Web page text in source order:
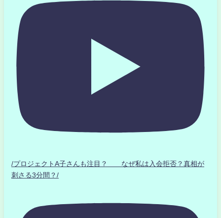
/プロジェクトA子さんも注目？ なぜ私は入会拒否？真相が
刺さる3分間？/